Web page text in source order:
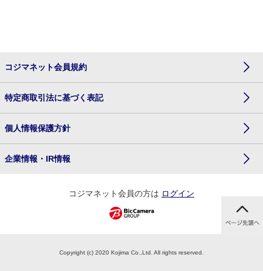
コジマネット会員規約
特定商取引法に基づく表記
個人情報保護方針
企業情報・IR情報
コジマネット会員の方は ログイン
Copyright (c) 2020 Kojima Co.,Ltd. All rights reserved.